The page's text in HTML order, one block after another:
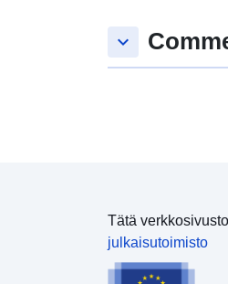
keyboard_arrow_down
Tätä
julkaisutoimisto